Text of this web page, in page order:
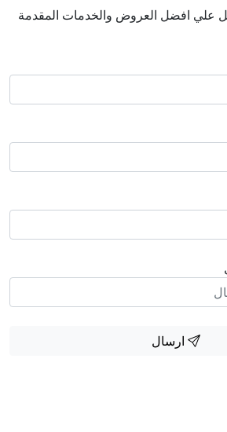
علي افضل العروض والخدمات المقدمة
ارسال